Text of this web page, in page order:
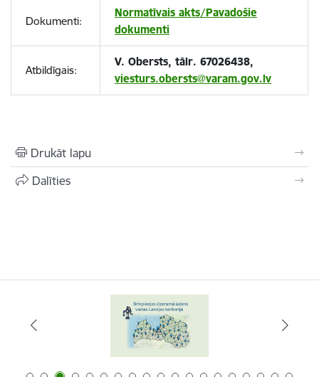
Dokumenti:
Normatīvais akts/Pavadošie
dokumenti
Atbildīgais:
V. Obersts, tālr. 67026438,
viesturs.obersts@varam.gov.lv
Drukāt lapu
Dalīties